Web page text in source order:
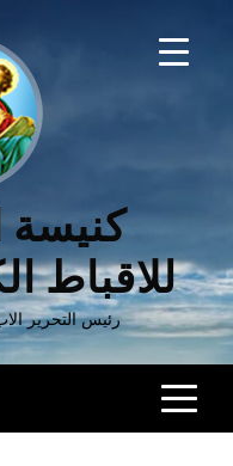
كنيسة
للاقباط
رئيس التحرير